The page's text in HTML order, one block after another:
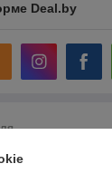
Deal.by
Ирина